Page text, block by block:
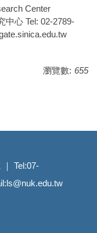
Center
中心 Tel: 02-2789-
瀏覽數: 655
Tel:07-
ls@nuk.edu.tw